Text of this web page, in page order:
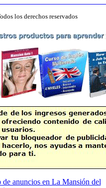
los derechos reservados
anuncios en La Mansión del